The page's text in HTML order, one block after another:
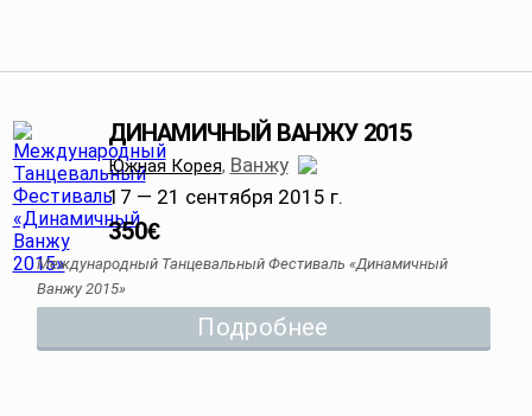
ДИНАМИЧНЫЙ ВАНЖУ 2015
Южная Корея, Ванжу
17 — 21 сентября 2015 г.
350€
Международный Танцевальный Фестиваль «Динамичный
Ванжу 2015»
Подробнее